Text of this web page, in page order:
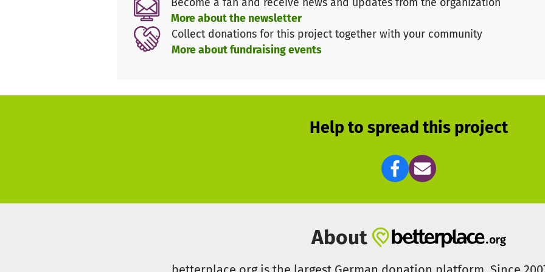
Kosten zu decken!
More about the newsletter
Collect donations for this project together with your community
More about fundraising events
Help to spread this project
About